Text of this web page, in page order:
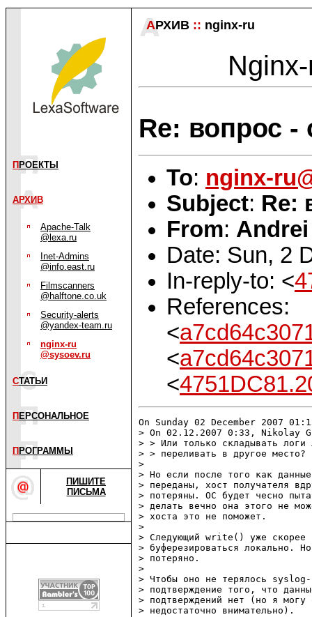
П РОЕКТЫ
АРХИВ
Apache-Talk
@lexa.ru
Inet-Admins
@info.east.ru
Filmscanners
@halftone.co.uk
Security-alerts
@yandex-team.ru
nginx-ru
@sysoev.ru
СТАТЬИ
П ЕРСОНАЛЬНОЕ
П РОГРАММЫ
ПИШИТЕ
ПИСЬМА
АРХИВ :: nginx-ru
Re: вопрос -
To: nginx-
Subject: Re:
From:
Date: Sun, 2
In-reply-to: <
References:
<
<
<
On Sunday 02 December 2007
> On 02.12.2007 0:33, Nikolay
> > Или только складывать логи
> > переливать в другое место?
>
> Но если после того как
> переданы, хост получателя
> потеряны. ОС будет чесно
> делать вечно она этого не
> хоста это не поможет.
>
> Следующий write() уже скорее
> буферезироваться локально.
> потеряно.
>
> Чтобы оно не терялось syslog-
> подтверждение того, что
> подтверждений нет (но я могу
> недостаточно внимательно).